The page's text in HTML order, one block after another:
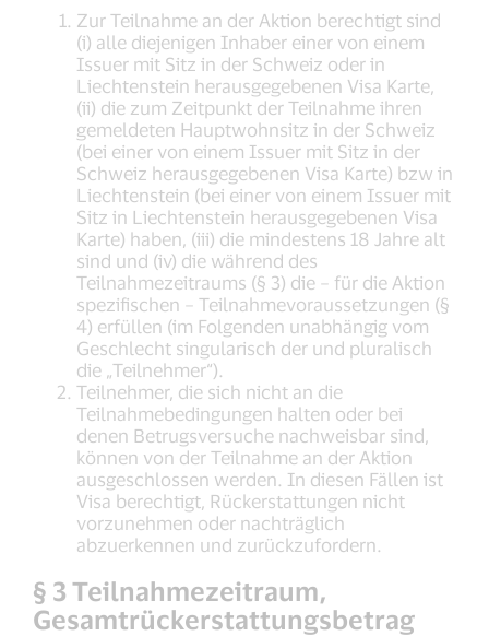
Zur Teilnahme an der Aktion berechtigt sind
(i) alle diejenigen Inhaber einer von einem
Issuer mit Sitz in der Schweiz oder in
Liechtenstein herausgegebenen Visa Karte,
(ii) die zum Zeitpunkt der Teilnahme ihren
gemeldeten Hauptwohnsitz in der Schweiz
(bei einer von einem Issuer mit Sitz in der
Schweiz herausgegebenen Visa Karte) bzw in
Liechtenstein (bei einer von einem Issuer mit
Sitz in Liechtenstein herausgegebenen Visa
Karte) haben, (iii) die mindestens 18 Jahre alt
sind und (iv) die während des
Teilnahmezeitraums (§ 3) die – für die Aktion
spezifischen – Teilnahmevoraussetzungen (§
4) erfüllen (im Folgenden unabhängig vom
Geschlecht singularisch der und pluralisch
die „Teilnehmer“).
Teilnehmer, die sich nicht an die
Teilnahmebedingungen halten oder bei
denen Betrugsversuche nachweisbar sind,
können von der Teilnahme an der Aktion
ausgeschlossen werden. In diesen Fällen ist
Visa berechtigt, Rückerstattungen nicht
vorzunehmen oder nachträglich
abzuerkennen und zurückzufordern.
§ 3 Teilnahmezeitraum,
Gesamtrückerstattungsbetrag